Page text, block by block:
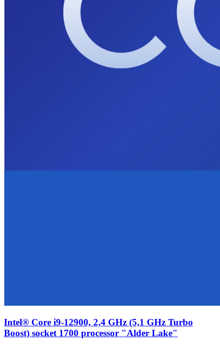
Intel® Core i9-12900, 2,4 GHz (5,1 GHz Turbo
Boost) socket 1700 processor "Alder Lake"